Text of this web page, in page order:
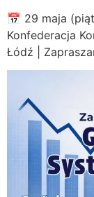
📅 29 maja
Konfederacja
Łódź |